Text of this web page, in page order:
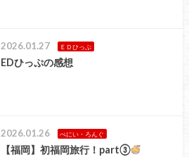
2026.01.27 ＥＤひっぷ
EDひっぷの感想
2026.01.26 ぺにい・ろんぐ
【福岡】初福岡旅行！part③